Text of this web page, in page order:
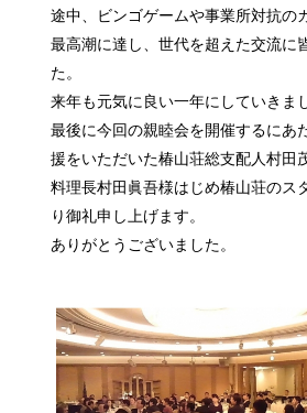
途中、ビンゴゲームや事業所対抗の
最高潮に達し、世代を超えた交流に
た。
来年も元気に良い一年にしていきま
最後に今回の親睦会を開催するにあ
援をいただいた椿山荘総支配人村田
料理長村田眞吾様はじめ椿山荘のス
り御礼申し上げます。
ありがとうございました。